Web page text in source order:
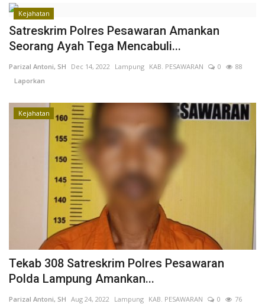
Kesehatan
Perempuan/Anak
Kejahatan
Satreskrim Polres Pesawaran Amankan
Seorang Ayah Tega Mencabuli...
Parizal Antoni, SH Dec 14, 2022 Lampung KAB. PESAWARAN 0
88
Laporkan
Kejahatan
Tekab 308 Satreskrim Polres Pesawaran
Polda Lampung Amankan...
Parizal Antoni, SH Aug 24, 2022 Lampung KAB. PESAWARAN 0
76